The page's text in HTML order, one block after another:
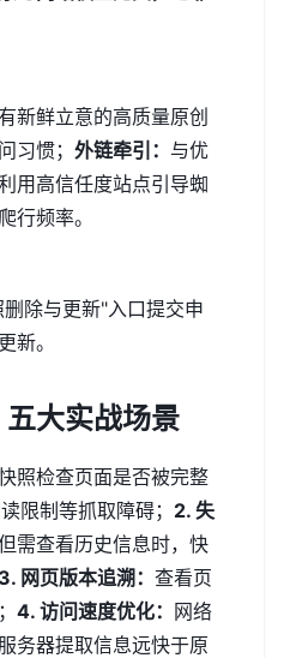
新鲜立意的高质量原创
习惯； 外链牵引： 与优
用高信任度站点引导蜘
行频率。
除与更新"入口提交申
新。
大实战场景
照检查页面是否被完整
限制等抓取障碍； 2. 失
需查看历史信息时，快
3. 网页版本追溯： 查看页
4. 访问速度优化： 网络
务器提取信息远快于原